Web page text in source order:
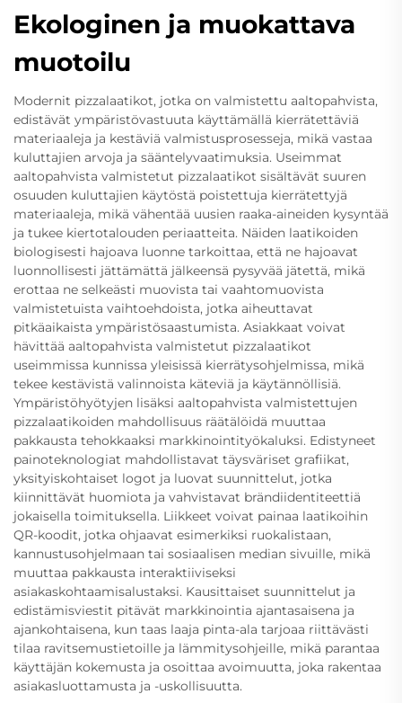
Ekologinen ja muokattava
muotoilu
Modernit pizzalaatikot, jotka on valmistettu aaltopahvista,
edistävät ympäristövastuuta käyttämällä kierrätettäviä
materiaaleja ja kestäviä valmistusprosesseja, mikä vastaa
kuluttajien arvoja ja sääntelyvaatimuksia. Useimmat
aaltopahvista valmistetut pizzalaatikot sisältävät suuren
osuuden kuluttajien käytöstä poistettuja kierrätettyjä
materiaaleja, mikä vähentää uusien raaka-aineiden kysyntää
ja tukee kiertotalouden periaatteita. Näiden laatikoiden
biologisesti hajoava luonne tarkoittaa, että ne hajoavat
luonnollisesti jättämättä jälkeensä pysyvää jätettä, mikä
erottaa ne selkeästi muovista tai vaahtomuovista
valmistetuista vaihtoehdoista, jotka aiheuttavat
pitkäaikaista ympäristösaastumista. Asiakkaat voivat
hävittää aaltopahvista valmistetut pizzalaatikot
useimmissa kunnissa yleisissä kierrätysohjelmissa, mikä
tekee kestävistä valinnoista käteviä ja käytännöllisiä.
Ympäristöhyötyjen lisäksi aaltopahvista valmistettujen
pizzalaatikoiden mahdollisuus räätälöidä muuttaa
pakkausta tehokkaaksi markkinointityökaluksi. Edistyneet
painoteknologiat mahdollistavat täysväriset grafiikat,
yksityiskohtaiset logot ja luovat suunnittelut, jotka
kiinnittävät huomiota ja vahvistavat brändiidentiteettiä
jokaisella toimituksella. Liikkeet voivat painaa laatikoihin
QR-koodit, jotka ohjaavat esimerkiksi ruokalistaan,
kannustusohjelmaan tai sosiaalisen median sivuille, mikä
muuttaa pakkausta interaktiiviseksi
asiakaskohtaamisalustaksi. Kausittaiset suunnittelut ja
edistämisviestit pitävät markkinointia ajantasaisena ja
ajankohtaisena, kun taas laaja pinta-ala tarjoaa riittävästi
tilaa ravitsemustietoille ja lämmitysohjeille, mikä parantaa
käyttäjän kokemusta ja osoittaa avoimuutta, joka rakentaa
asiakasluottamusta ja -uskollisuutta.